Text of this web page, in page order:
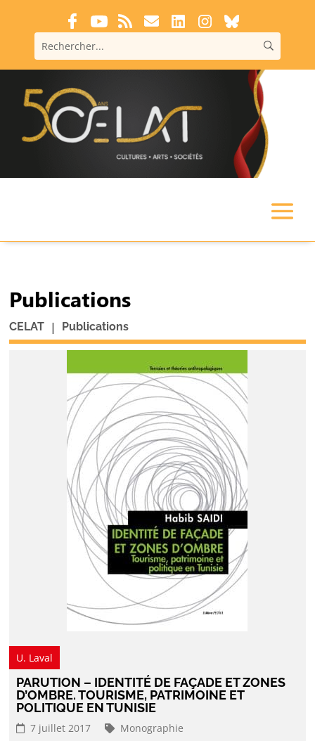
Publications
CELAT | Publications
U. Laval
PARUTION – IDENTITÉ DE FAÇADE ET ZONES
D’OMBRE. TOURISME, PATRIMOINE ET
POLITIQUE EN TUNISIE
7 juillet 2017
Monographie